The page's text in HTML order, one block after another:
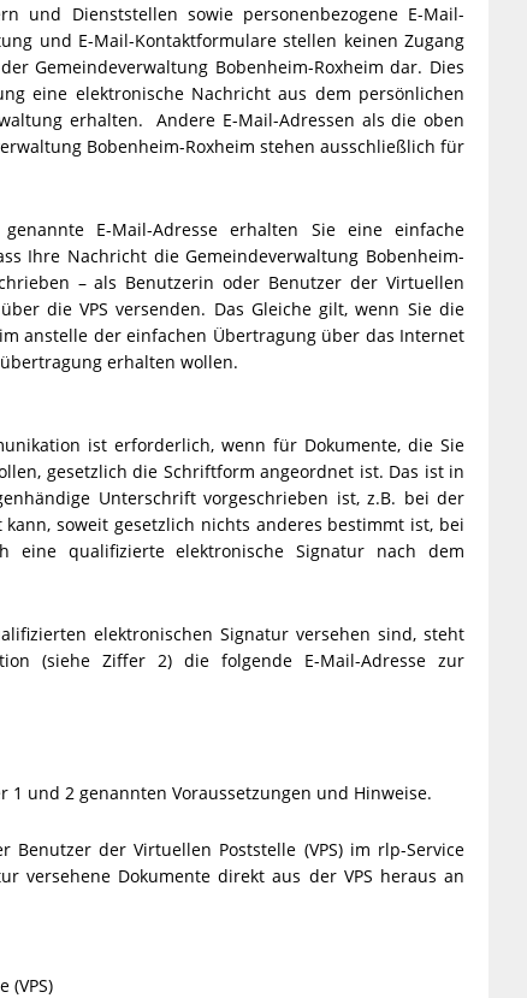
und Dienststellen sowie personenbezogene E-Mail-
und E-Mail-Kontaktformulare stellen keinen Zugang
Gemeindeverwaltung Bobenheim-Roxheim dar. Dies
eine elektronische Nachricht aus dem persönlichen
erhalten. Andere E-Mail-Adressen als die oben
Bobenheim-Roxheim stehen ausschließlich für
E-Mail-Adresse erhalten Sie eine einfache
Ihre Nachricht die Gemeindeverwaltung Bobenheim-
– als Benutzerin oder Benutzer der Virtuellen
die VPS versenden. Das Gleiche gilt, wenn Sie die
anstelle der einfachen Übertragung über das Internet
erhalten wollen.
ist erforderlich, wenn für Dokumente, die Sie
gesetzlich die Schriftform angeordnet ist. Das ist in
Unterschrift vorgeschrieben ist, z.B. bei der
soweit gesetzlich nichts anderes bestimmt ist, bei
eine qualifizierte elektronische Signatur nach dem
elektronischen Signatur versehen sind, steht
(siehe Ziffer 2) die folgende E-Mail-Adresse zur
und 2 genannten Voraussetzungen und Hinweise.
der Virtuellen Poststelle (VPS) im rlp-Service
versehene Dokumente direkt aus der VPS heraus an